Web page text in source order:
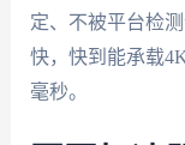
定、不被平台检
快，快到能承载
毫秒。